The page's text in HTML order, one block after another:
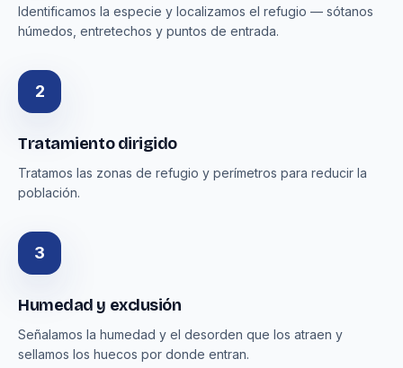
Identificamos la especie y localizamos el refugio — sótanos
húmedos, entretechos y puntos de entrada.
2
Tratamiento dirigido
Tratamos las zonas de refugio y perímetros para reducir la
población.
3
Humedad y exclusión
Señalamos la humedad y el desorden que los atraen y
sellamos los huecos por donde entran.